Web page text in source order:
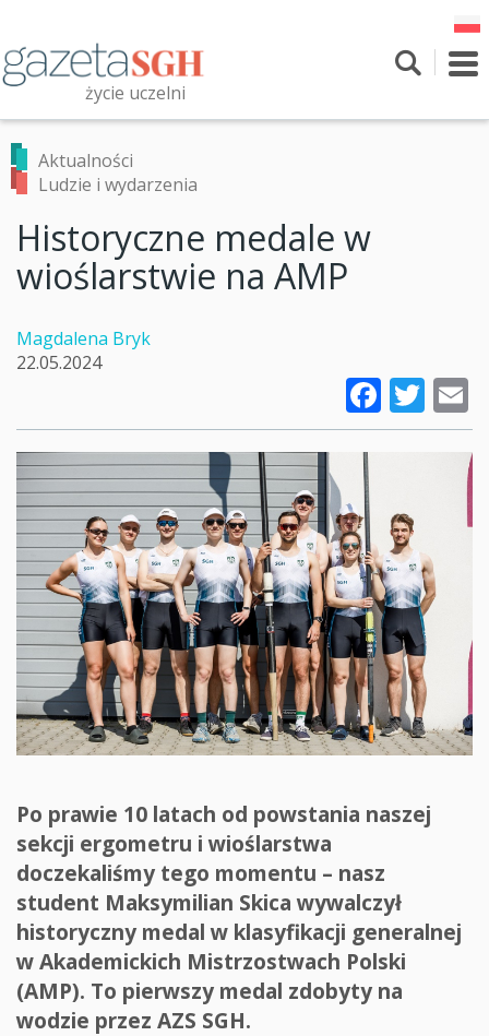
treści
życie uczelni
Przeszukaj witrynę
Aktualności
Ludzie i wydarzenia
Historyczne medale w
wioślarstwie na AMP
Magdalena Bryk
22.05.2024
Po prawie 10 latach od powstania naszej
sekcji ergometru i wioślarstwa
doczekaliśmy tego momentu – nasz
student Maksymilian Skica wywalczył
historyczny medal w klasyfikacji generalnej
w Akademickich Mistrzostwach Polski
(AMP). To pierwszy medal zdobyty na
wodzie przez AZS SGH.